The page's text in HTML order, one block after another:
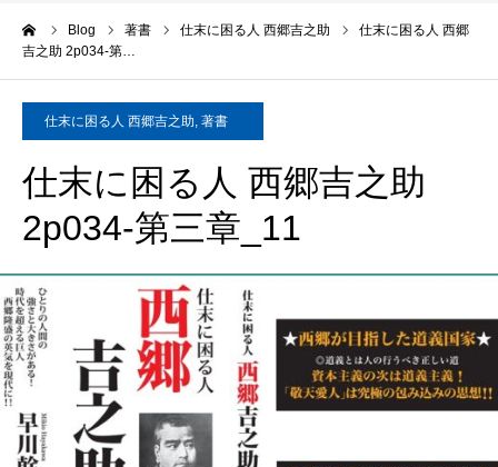
Blog 著書 仕末に困る人 西郷吉之助
仕末に困る人 西郷
吉之助 2p034-第…
仕末に困る人 西郷吉之助, 著書
仕末に困る人 西郷吉之助
2p034-第三章_11